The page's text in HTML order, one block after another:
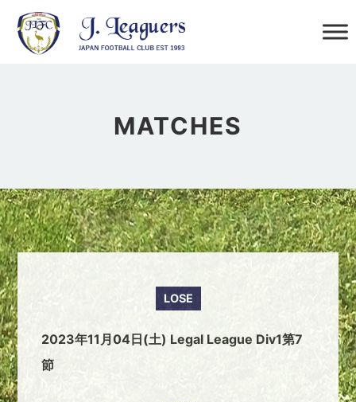
MATCHES
LOSE
2023年11月04日(土) Legal League Div1第7
節